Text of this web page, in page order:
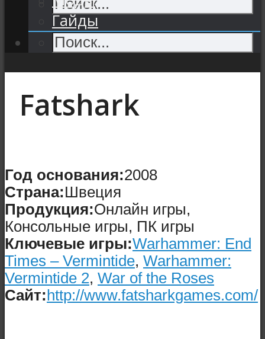
Гайды
Fatshark
Год основания:2008
Страна:Швеция
Продукция:Онлайн игры,
Консольные игры, ПК игры
Ключевые игры:Warhammer: End
Times – Vermintide, Warhammer:
Vermintide 2, War of the Roses
Сайт:http://www.fatsharkgames.com/